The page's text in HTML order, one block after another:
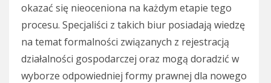
okazać się nieoceniona na każdym etapie tego
procesu. Specjaliści z takich biur posiadają wiedzę
na temat formalności związanych z rejestracją
działalności gospodarczej oraz mogą doradzić w
wyborze odpowiedniej formy prawnej dla nowego